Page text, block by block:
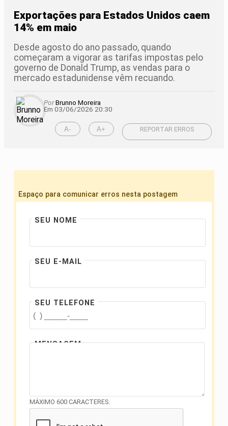
Exportações para Estados Unidos caem
14% em maio
Desde agosto do ano passado, quando
começaram a vigorar as tarifas impostas pelo
governo de Donald Trump, as vendas para o
mercado estadunidense vêm recuando.
PorBrunno Moreira
Em 03/06/2026 20:30
A- A+ REPORTAR ERROS
Espaço para comunicar erros nesta postagem
SEU NOME
SEU E-MAIL
SEU TELEFONE
MENSAGEM
MÁXIMO 600 CARACTERES.